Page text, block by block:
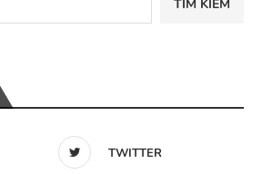
TÌM KIẾM
TWITTER